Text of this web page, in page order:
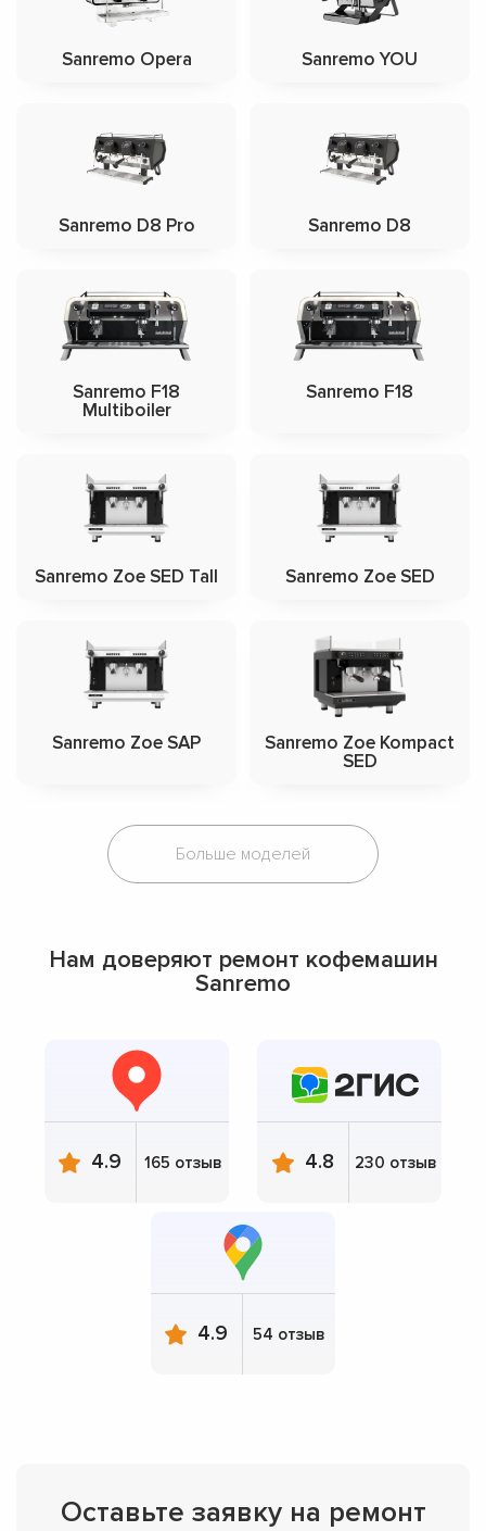
Sanremo Opera Sanremo YOU
Sanremo D8 Pro Sanremo D8
Sanremo F18
Multiboiler
Sanremo F18
Sanremo Zoe SED Tall Sanremo Zoe SED
Sanremo Zoe SAP
Sanremo Zoe Kompact
SED
Больше моделей
Нам доверяют ремонт кофемашин
Sanremo
4.9 165 отзыв 4.8 230 отзыв
4.9 54 отзыв
Оставьте заявку на ремонт